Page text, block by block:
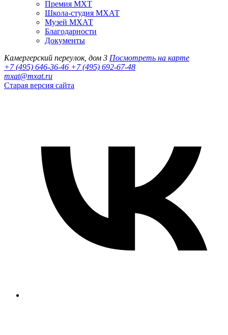
Премия МХТ
Школа-студия МХАТ
Музей МХАТ
Благодарности
Документы
Камергерский переулок, дом 3 Посмотреть на карте
+7 (495) 646-36-46 +7 (495) 692-67-48‬
mxat@mxat.ru
Старая версия сайта